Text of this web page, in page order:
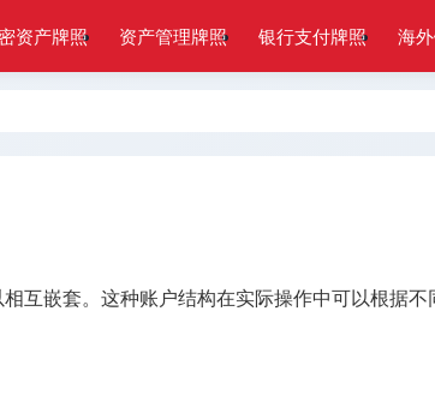
资产牌照 资产管理牌照 银行支付牌照 海
互嵌套。这种账户结构在实际操作中可以根据